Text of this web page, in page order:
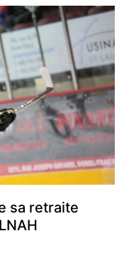
sa retraite